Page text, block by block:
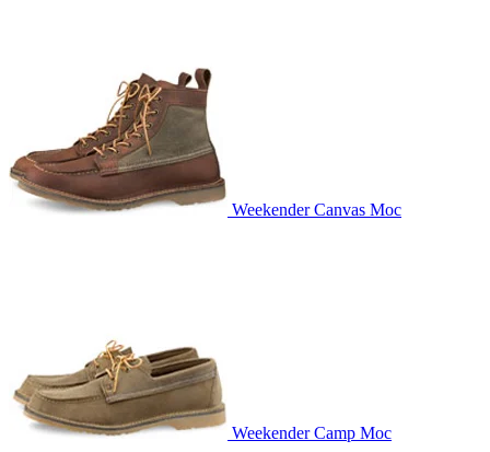
Weekender Canvas Moc
Weekender Camp Moc